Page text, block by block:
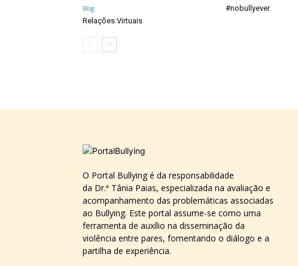
Blog
Relações Virtuais
#nobullyever
O Portal Bullying é da responsabilidade
da Dr.ª Tânia Paias, especializada na avaliação e
acompanhamento das problemáticas associadas
ao Bullying. Este portal assume-se como uma
ferramenta de auxílio na disseminação da
violência entre pares, fomentando o diálogo e a
partilha de experiência.